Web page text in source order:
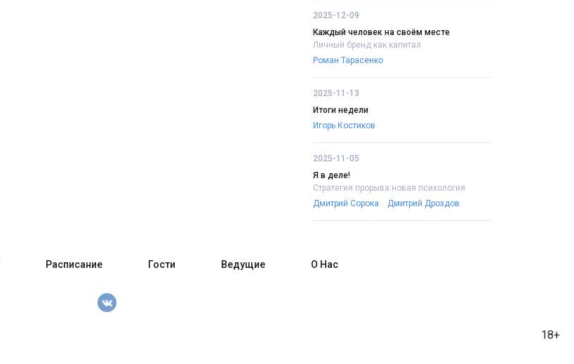
2025-12-09
Каждый человек на своём месте
Личный бренд как капитал
Роман Тарасенко
2025-11-13
Итоги недели
Игорь Костиков
2025-11-05
Я в деле!
Стратегия прорыва:новая психология
Дмитрий Сорока
Дмитрий Дроздов
18+
Расписание Гости Ведущие О Нас